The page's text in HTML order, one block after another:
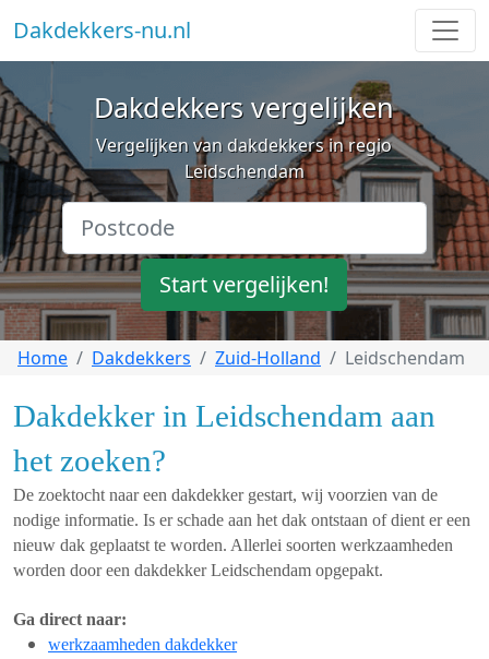
Dakdekkers-nu.nl
Dakdekkers vergelijken
Vergelijken van dakdekkers in regio
Leidschendam
Start vergelijken!
Home Dakdekkers Zuid-Holland Leidschendam
Dakdekker in Leidschendam aan
het zoeken?
De zoektocht naar een dakdekker gestart, wij voorzien van de
nodige informatie. Is er schade aan het dak ontstaan of dient er een
nieuw dak geplaatst te worden. Allerlei soorten werkzaamheden
worden door een dakdekker Leidschendam opgepakt.
Ga direct naar:
werkzaamheden dakdekker